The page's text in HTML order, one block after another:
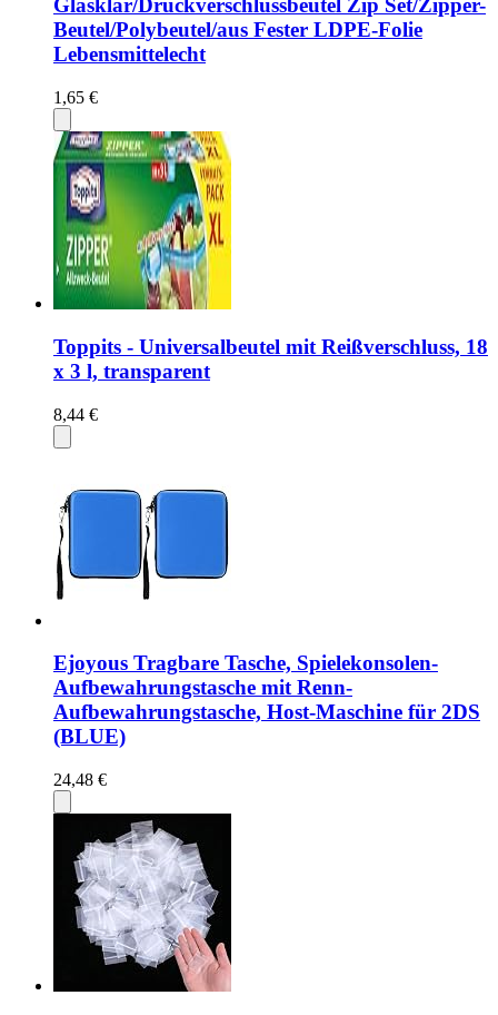
Glasklar/Druckverschlussbeutel Zip Set/Zipper-
Beutel/Polybeutel/aus Fester LDPE-Folie
Lebensmittelecht
1,65 €
Toppits - Universalbeutel mit Reißverschluss, 18
x 3 l, transparent
8,44 €
Ejoyous Tragbare Tasche, Spielekonsolen-
Aufbewahrungstasche mit Renn-
Aufbewahrungstasche, Host-Maschine für 2DS
(BLUE)
24,48 €